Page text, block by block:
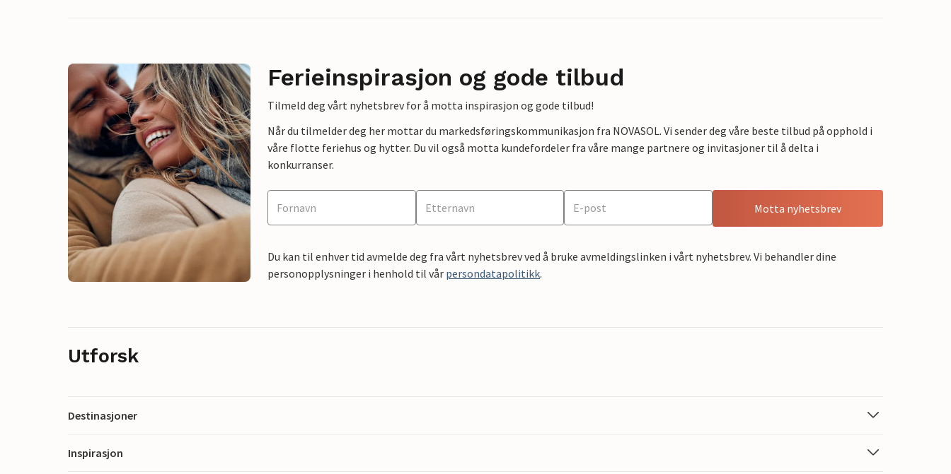
Ferieinspirasjon og gode tilbud
Tilmeld deg vårt nyhetsbrev for å motta inspirasjon og gode tilbud!
Når du tilmelder deg her mottar du markedsføringskommunikasjon fra NOVASOL. Vi sender deg våre beste tilbud på opphold i
våre flotte feriehus og hytter. Du vil også motta kundefordeler fra våre mange partnere og invitasjoner til å delta i
konkurranser.
Motta nyhetsbrev
Du kan til enhver tid avmelde deg fra vårt nyhetsbrev ved å bruke avmeldingslinken i vårt nyhetsbrev. Vi behandler dine
personopplysninger i henhold til vår persondatapolitikk.
Utforsk
Destinasjoner
Inspirasjon